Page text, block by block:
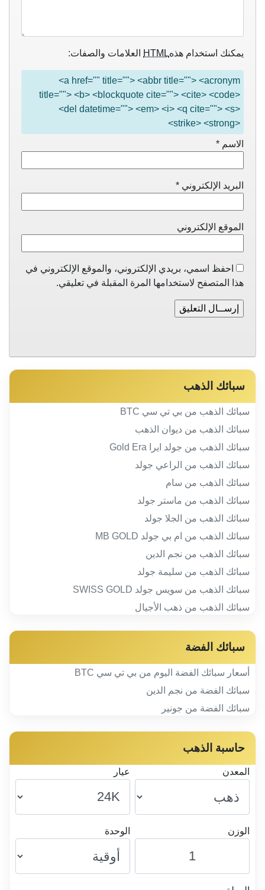
يمكنك استخدام هذهHTML العلامات والصفات:
<a href="" title=""> <abbr title=""> <acronym
title=""> <b> <blockquote cite=""> <cite> <code>
<del datetime=""> <em> <i> <q cite=""> <s>
<strike> <strong>
الاسم *
البريد الإلكتروني *
الموقع الإلكتروني
احفظ اسمي، بريدي الإلكتروني، والموقع الإلكتروني في
هذا المتصفح لاستخدامها المرة المقبلة في تعليقي.
سبائك الذهب
سبائك الذهب من بي تي سي BTC
سبائك الذهب من ديوان الذهب
سبائك الذهب من جولد ايرا Gold Era
سبائك الذهب من الراعي جولد
سبائك الذهب من سام
سبائك الذهب من ماستر جولد
سبائك الذهب من الجلا جولد
سبائك الذهب من ام بي جولد MB GOLD
سبائك الذهب من نجم الدين
سبائك الذهب من سليمة جولد
سبائك الذهب من سويس جولد SWISS GOLD
سبائك الذهب من ذهب الأجيال
سبائك الفضة
أسعار سبائك الفضة اليوم من بي تي سي BTC
سبائك الفضة من نجم الدين
سبائك الفضة من جونير
حاسبة الذهب
المعدن عيار
الوزن الوحدة